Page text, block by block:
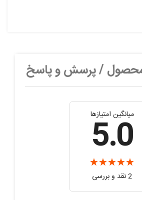
محصول / پرسش و پاسخ
میانگین امتیازها
5.0
2 نقد و بررسی‌‌